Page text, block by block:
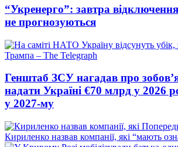
“Укренерго”: завтра відключення
не прогнозуються
Генштаб ЗСУ нагадав про
надати Україні €70 млрд у 2026
у 2027-му
Кириленко назвав компанії, які “мають